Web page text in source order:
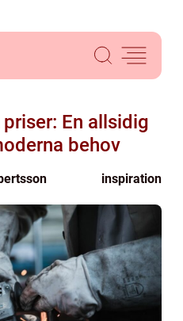
En allsidig
behov
inspiration